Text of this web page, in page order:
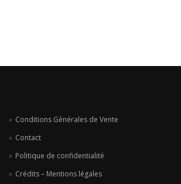
Conditions Générales de Vente
Contact
Politique de confidentialité
Crédits – Mentions légales